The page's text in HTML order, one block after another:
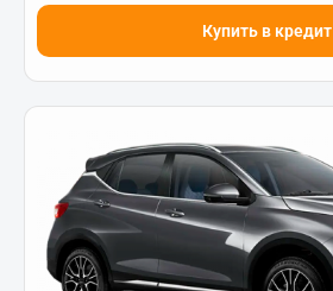
Купить в кредит